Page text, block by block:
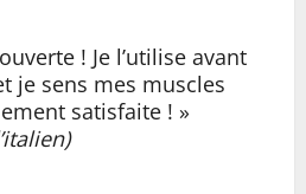
! Je l’utilise avant
je sens mes muscles
satisfaite ! »